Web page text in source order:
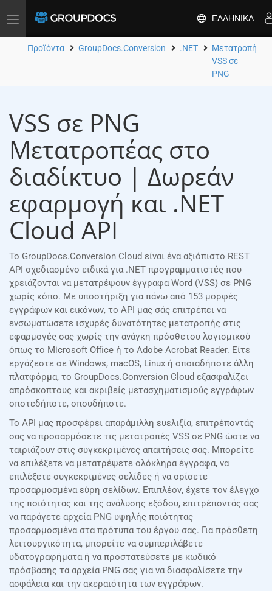
Toggle
ΕΛΛΗΝΙΚΆ
Προϊόντα GroupDocs.Conversion .NET
Μετατροπή
VSS σε
PNG
VSS σε PNG
Μετατροπέας στο
διαδίκτυο | Δωρεάν
εφαρμογή και .NET
Cloud API
Το GroupDocs.Conversion Cloud είναι ένα αξιόπιστο REST
API σχεδιασμένο ειδικά για .NET προγραμματιστές που
χρειάζονται να μετατρέψουν έγγραφα Word (VSS) σε PNG
χωρίς κόπο. Με υποστήριξη για πάνω από 153 μορφές
εγγράφων και εικόνων, το API μας σάς επιτρέπει να
ενσωματώσετε ισχυρές δυνατότητες μετατροπής στις
εφαρμογές σας χωρίς την ανάγκη πρόσθετου λογισμικού
όπως το Microsoft Office ή το Adobe Acrobat Reader. Είτε
εργάζεστε σε Windows, macOS, Linux ή οποιαδήποτε άλλη
πλατφόρμα, το GroupDocs.Conversion Cloud εξασφαλίζει
απρόσκοπτους και ακριβείς μετασχηματισμούς εγγράφων
οποτεδήποτε, οπουδήποτε.
Το API μας προσφέρει απαράμιλλη ευελιξία, επιτρέποντάς
σας να προσαρμόσετε τις μετατροπές VSS σε PNG ώστε να
ταιριάζουν στις συγκεκριμένες απαιτήσεις σας. Μπορείτε
να επιλέξετε να μετατρέψετε ολόκληρα έγγραφα, να
επιλέξετε συγκεκριμένες σελίδες ή να ορίσετε
προσαρμοσμένα εύρη σελίδων. Επιπλέον, έχετε τον έλεγχο
της ποιότητας και της ανάλυσης εξόδου, επιτρέποντάς σας
να παράγετε αρχεία PNG υψηλής ποιότητας
προσαρμοσμένα στα πρότυπα του έργου σας. Για πρόσθετη
λειτουργικότητα, μπορείτε να συμπεριλάβετε
υδατογραφήματα ή να προστατεύσετε με κωδικό
πρόσβασης τα αρχεία PNG σας για να διασφαλίσετε την
ασφάλεια και την ακεραιότητα των εγγράφων.